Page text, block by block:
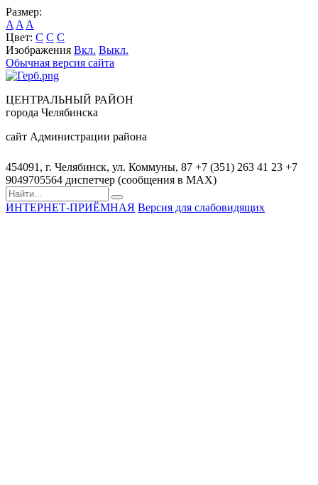
Размер:
A A A
Цвет: C C C
Изображения Вкл. Выкл.
Обычная версия сайта
ЦЕНТРАЛЬНЫЙ РАЙОН
города Челябинска
сайт Администрации района
454091, г. Челябинск, ул. Коммуны, 87 +7 (351) 263 41 23 +7
9049705564 диспетчер (сообщения в MAX)
ИНТЕРНЕТ-ПРИЁМНАЯ Версия для слабовидящих